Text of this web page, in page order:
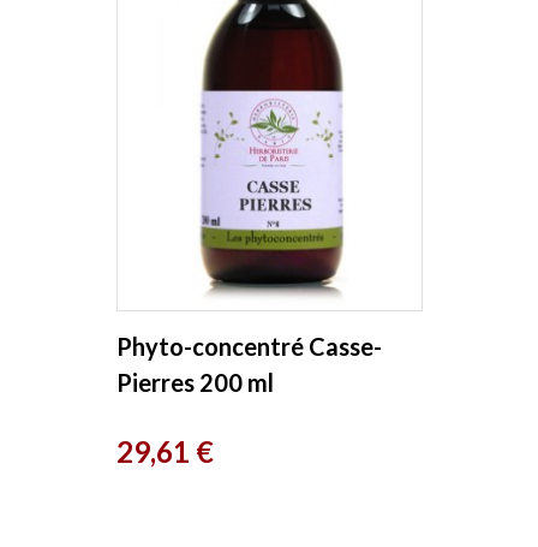
Phyto-concentré Casse-
Pierres 200 ml
Prix
29,61 €